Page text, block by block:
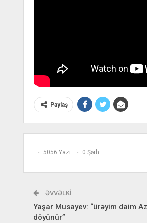
Paylaş
5056 Yazı 0 Şərh
ƏVVƏLKI
Yaşar Musayev: “ürəyim daim
döyünür”